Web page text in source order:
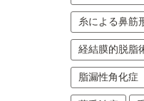
糸による鼻筋
経結膜的脱脂
脂漏性角化症